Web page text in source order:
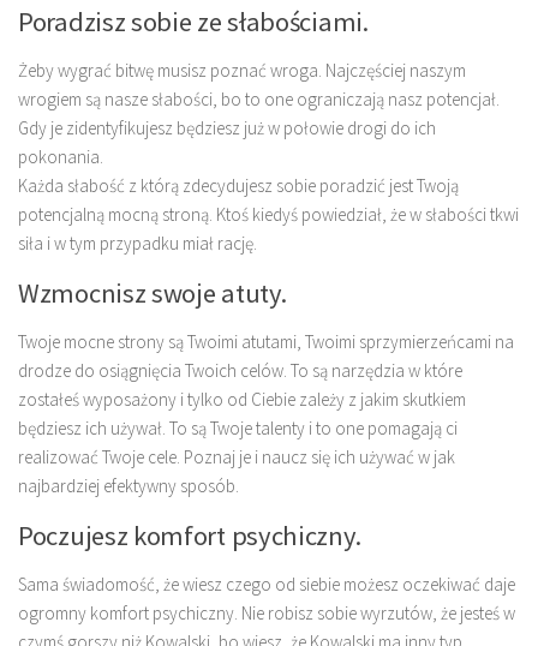
Poradzisz sobie ze słabościami.
Żeby wygrać bitwę musisz poznać wroga. Najczęściej naszym
wrogiem są nasze słabości, bo to one ograniczają nasz potencjał.
Gdy je zidentyfikujesz będziesz już w połowie drogi do ich
pokonania.
Każda słabość z którą zdecydujesz sobie poradzić jest Twoją
potencjalną mocną stroną. Ktoś kiedyś powiedział, że w słabości tkwi
siła i w tym przypadku miał rację.
Wzmocnisz swoje atuty.
Twoje mocne strony są Twoimi atutami, Twoimi sprzymierzeńcami na
drodze do osiągnięcia Twoich celów. To są narzędzia w które
zostałeś wyposażony i tylko od Ciebie zależy z jakim skutkiem
będziesz ich używał. To są Twoje talenty i to one pomagają ci
realizować Twoje cele. Poznaj je i naucz się ich używać w jak
najbardziej efektywny sposób.
Poczujesz komfort psychiczny.
Sama świadomość, że wiesz czego od siebie możesz oczekiwać daje
ogromny komfort psychiczny. Nie robisz sobie wyrzutów, że jesteś w